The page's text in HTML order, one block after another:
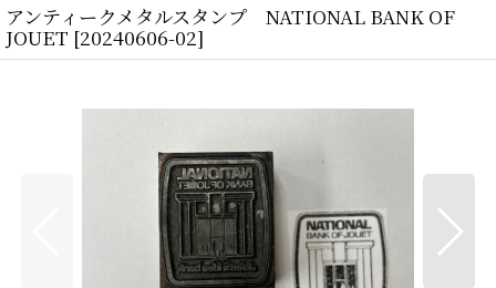
アンティークメタルスタンプ NATIONAL BANK OF
JOUET [20240606-02]